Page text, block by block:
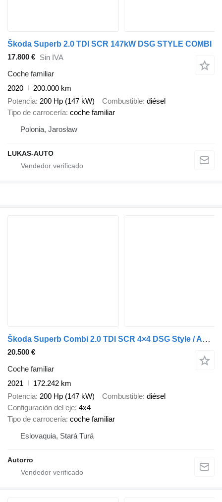
Škoda Superb 2.0 TDI SCR 147kW DSG STYLE COMBI
17.800 € Sin IVA
Coche familiar
2020
200.000 km
Potencia 200 Hp (147 kW) Combustible diésel
Tipo de carrocería coche familiar
Polonia, Jarosław
LUKAS-AUTO
Škoda Superb Combi 2.0 TDI SCR 4×4 DSG Style / AJ NA SPLÁTKY / PROTIÚČ
20.500 €
Coche familiar
2021
172.242 km
Potencia 200 Hp (147 kW) Combustible diésel
Configuración del eje 4x4
Tipo de carrocería coche familiar
Eslovaquia, Stará Turá
Autorro